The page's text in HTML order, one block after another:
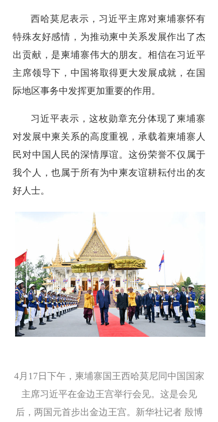
西哈莫尼表示，习近平主席对柬埔寨怀有
特殊友好感情，为推动柬中关系发展作出了杰
出贡献，是柬埔寨伟大的朋友。相信在习近平
主席领导下，中国将取得更大发展成就，在国
际地区事务中发挥更加重要的作用。
习近平表示，这枚勋章充分体现了柬埔寨
对发展中柬关系的高度重视，承载着柬埔寨人
民对中国人民的深情厚谊。这份荣誉不仅属于
我个人，也属于所有为中柬友谊耕耘付出的友
好人士。
4月17日下午，柬埔寨国王西哈莫尼同中国国家
主席习近平在金边王宫举行会见。这是会见
后，两国元首步出金边王宫。新华社记者 殷博